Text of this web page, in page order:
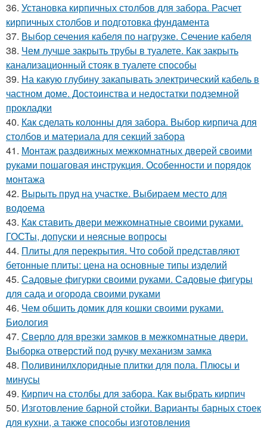
36. Установка кирпичных столбов для забора. Расчет
кирпичных столбов и подготовка фундамента
37. Выбор сечения кабеля по нагрузке. Сечение кабеля
38. Чем лучше закрыть трубы в туалете. Как закрыть
канализационный стояк в туалете способы
39. На какую глубину закапывать электрический кабель в
частном доме. Достоинства и недостатки подземной
прокладки
40. Как сделать колонны для забора. Выбор кирпича для
столбов и материала для секций забора
41. Монтаж раздвижных межкомнатных дверей своими
руками пошаговая инструкция. Особенности и порядок
монтажа
42. Вырыть пруд на участке. Выбираем место для
водоема
43. Как ставить двери межкомнатные своими руками.
ГОСТы, допуски и неясные вопросы
44. Плиты для перекрытия. Что собой представляют
бетонные плиты: цена на основные типы изделий
45. Садовые фигурки своими руками. Садовые фигуры
для сада и огорода своими руками
46. Чем обшить домик для кошки своими руками.
Биология
47. Сверло для врезки замков в межкомнатные двери.
Выборка отверстий под ручку механизм замка
48. Поливинилхлоридные плитки для пола. Плюсы и
минусы
49. Кирпич на столбы для забора. Как выбрать кирпич
50. Изготовление барной стойки. Варианты барных стоек
для кухни, а также способы изготовления